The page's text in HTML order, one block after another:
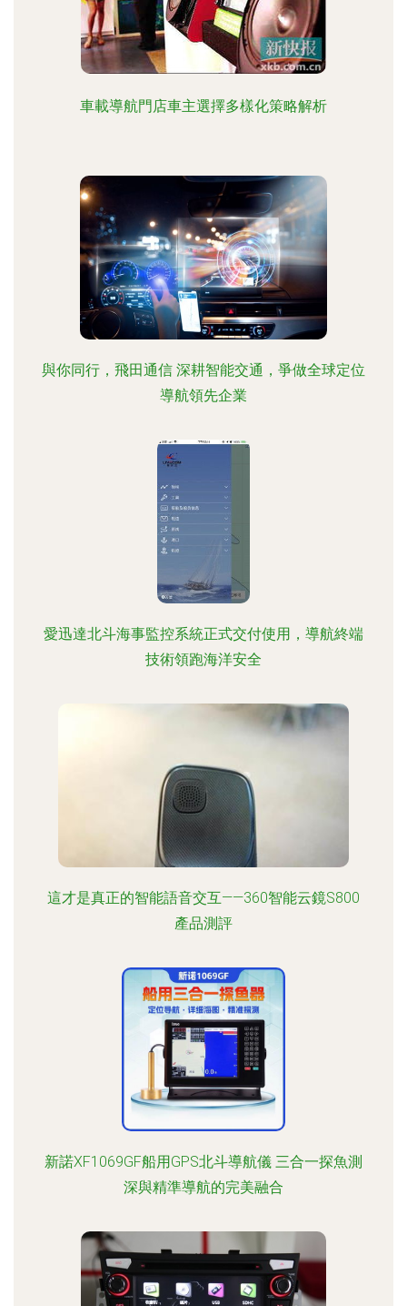
車載導航門店車主選擇多樣化策略解析
與你同行，飛田通信 深耕智能交通，爭做全球定位
導航領先企業
愛迅達北斗海事監控系統正式交付使用，導航終端
技術領跑海洋安全
這才是真正的智能語音交互——360智能云鏡S800
產品測評
新諾XF1069GF船用GPS北斗導航儀 三合一探魚測
深與精準導航的完美融合